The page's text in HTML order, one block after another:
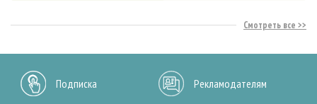
Смотреть все
Подписка Рекламодателям